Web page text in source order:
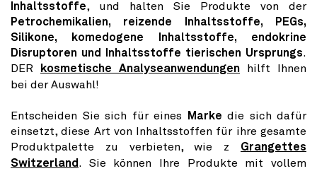
Inhaltsstoffe, und halten Sie Produkte von der
Petrochemikalien, reizende Inhaltsstoffe, PEGs,
Silikone, komedogene Inhaltsstoffe, endokrine
Disruptoren und Inhaltsstoffe tierischen Ursprungs.
DER
kosmetische Analyseanwendungen hilft Ihnen
bei der Auswahl!
Entscheiden Sie sich für eines Marke die sich dafür
einsetzt, diese Art von Inhaltsstoffen für ihre gesamte
Produktpalette zu verbieten, wie z Grangettes
Switzerland. Sie können Ihre Produkte mit vollem